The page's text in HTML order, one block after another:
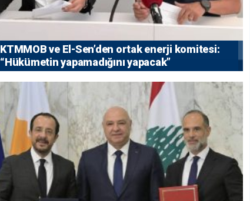
KTMMOB ve El-Sen’den ortak enerji komitesi:
“Hükümetin yapamadığını yapacak”